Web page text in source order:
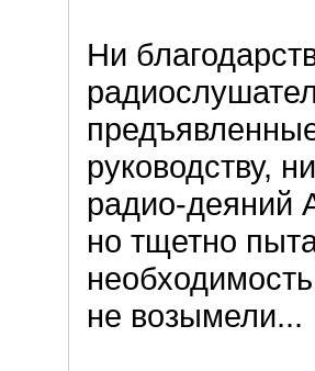
Ни
руководству,
радио-деяний
но тщетно
не возымели...